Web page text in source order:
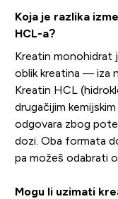
Koja je razlika
HCL-a?
Kreatin monohidrat
oblik kreatina — iza
Kreatin HCL
drugačijim
odgovara zbog
dozi. Oba formata
pa možeš odabrati
Mogu li uzimati